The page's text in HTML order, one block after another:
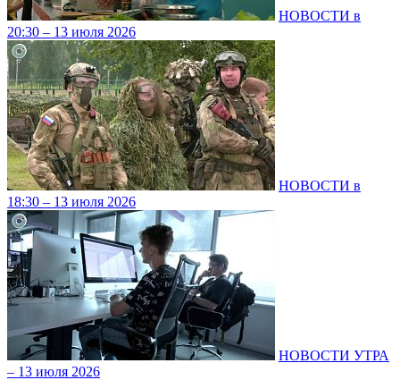
НОВОСТИ в
20:30 – 13 июля 2026
НОВОСТИ в
18:30 – 13 июля 2026
НОВОСТИ УТРА
– 13 июля 2026